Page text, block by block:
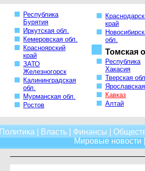
Республика
Бурятия
Иркутская обл.
Кемеровская обл.
Красноярский
край
ЗАТО
Железногорск
Калининградская
обл.
Мурманская обл.
Ростов
край
обл.
Томская
Республика
Хакасия
Тверская
Кавказ
Алтай
Политика Власть| Финансы
Мировые новости